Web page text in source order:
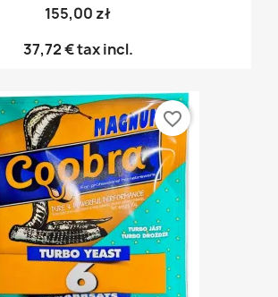
155,00 zł
37,72 €tax incl.
favorite_border